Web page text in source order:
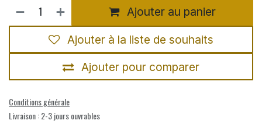
Ajouter au panier
Ajouter pour comparer
Ajouter à la liste de souhaits
Conditions générale
Livraison : 2-3 jours ouvrables